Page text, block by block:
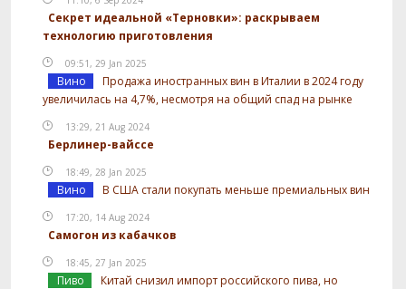
Секрет идеальной «Терновки»: раскрываем
технологию приготовления
09:51, 29 Jan 2025
Вино
Продажа иностранных вин в Италии в 2024 году
увеличилась на 4,7%, несмотря на общий спад на рынке
13:29, 21 Aug 2024
Берлинер-вайссе
18:49, 28 Jan 2025
Вино В США стали покупать меньше премиальных вин
17:20, 14 Aug 2024
Самогон из кабачков
18:45, 27 Jan 2025
Пиво
Китай снизил импорт российского пива, но